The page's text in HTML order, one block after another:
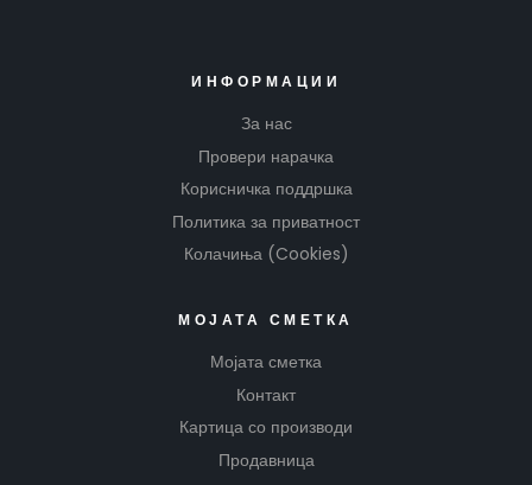
ИНФОРМАЦИИ
За нас
Провери нарачка
Корисничка поддршка
Политика за приватност
Колачиња (Cookies)
МОЈАТА СМЕТКА
Мојата сметка
Контакт
Картица со производи
Продавница